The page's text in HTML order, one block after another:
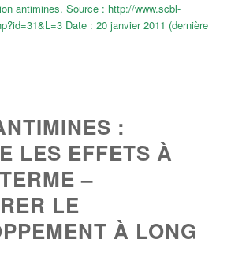
antimines. Source : http://www.scbl-
Date : 20 janvier 2011 (dernière
:
LES EFFETS À
–
LE
À LONG